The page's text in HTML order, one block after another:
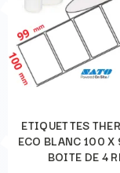
ETIQUETTES
ECO BLANC 100
BOITE DE 4